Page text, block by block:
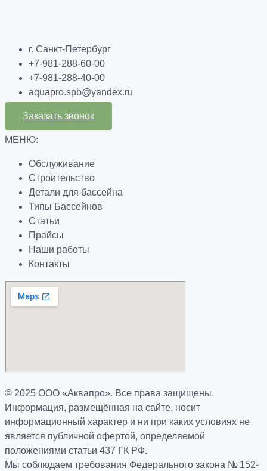
г. Санкт-Петербург
+7-981-288-60-00
+7-981-288-40-00
aquapro.spb@yandex.ru
Заказать звонок
МЕНЮ:
Обслуживание
Строительство
Детали для бассейна
Типы Бассейнов
Статьи
Прайсы
Наши работы
Контакты
© 2025 ООО «Аквапро». Все права защищены.
Информация, размещённая на сайте, носит
информационный характер и ни при каких условиях не
является публичной офертой, определяемой
положениями статьи 437 ГК РФ.
Мы соблюдаем требования Федерального закона № 152-